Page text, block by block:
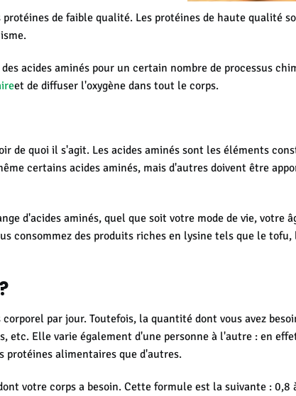
de faible qualité. Les protéines de haute qualité
acides aminés pour un certain nombre de processus
et de diffuser l'oxygène dans tout le corps.
de quoi il s'agit. Les acides aminés sont les éléments
certains acides aminés, mais d'autres doivent être
d'acides aminés, quel que soit votre mode de vie, votre
consommez des produits riches en lysine tels que le
par jour. Toutefois, la quantité dont vous avez
etc. Elle varie également d'une personne à l'autre : en
protéines alimentaires que d'autres.
votre corps a besoin. Cette formule est la suivante : 0,8